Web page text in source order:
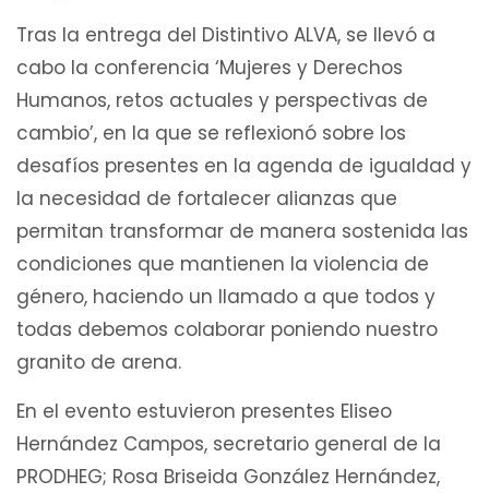
Tras la entrega del Distintivo ALVA, se llevó a
cabo la conferencia ‘Mujeres y Derechos
Humanos, retos actuales y perspectivas de
cambio’, en la que se reflexionó sobre los
desafíos presentes en la agenda de igualdad y
la necesidad de fortalecer alianzas que
permitan transformar de manera sostenida las
condiciones que mantienen la violencia de
género, haciendo un llamado a que todos y
todas debemos colaborar poniendo nuestro
granito de arena.
En el evento estuvieron presentes Eliseo
Hernández Campos, secretario general de la
PRODHEG; Rosa Briseida González Hernández,